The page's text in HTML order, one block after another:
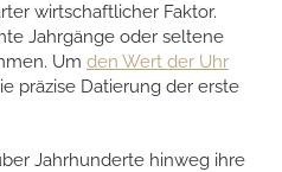
wirtschaftlicher Faktor.
Jahrgänge oder seltene
Um den Wert der Uhr
präzise Datierung der erste
Jahrhunderte hinweg ihre